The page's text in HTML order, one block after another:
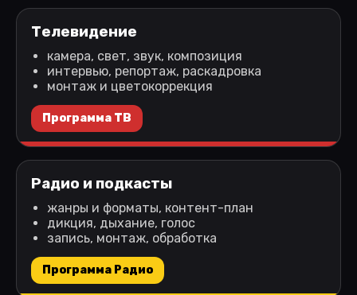
Телевидение
камера, свет, звук, композиция
интервью, репортаж, раскадровка
монтаж и цветокоррекция
Программа ТВ
Радио и подкасты
жанры и форматы, контент-план
дикция, дыхание, голос
запись, монтаж, обработка
Программа Радио